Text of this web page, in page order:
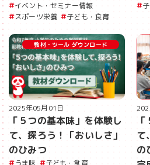
イベント・セミナー情報
スポーツ栄養
子ども・食育
教材・ツール ダウンロード
2025年05月01日
「５つの基本味」を体験し
て、探ろう！「おいしさ」
のひみつ
て
の